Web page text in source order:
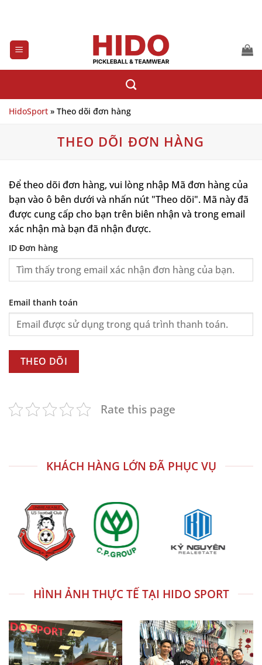
dung
HidoSport » Theo dõi đơn hàng
THEO DÕI ĐƠN HÀNG
Để theo dõi đơn hàng, vui lòng nhập Mã đơn hàng của
bạn vào ô bên dưới và nhấn nút "Theo dõi". Mã này đã
được cung cấp cho bạn trên biên nhận và trong email
xác nhận mà bạn đã nhận được.
ID Đơn hàng
Email thanh toán
THEO DÕI
Rate this page
KHÁCH HÀNG LỚN ĐÃ PHỤC VỤ
HÌNH ẢNH THỰC TẾ TẠI HIDO SPORT